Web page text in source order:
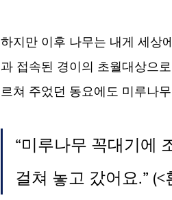
하지만 이후 나무는 내게 세상
과 접속된 경이의 초월대상으
르쳐 주었던 동요에도 미루나
“미루나무 꼭대기에
걸쳐 놓고 갔어요.”